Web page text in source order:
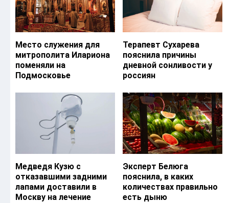
Место служения для
митрополита Илариона
поменяли на
Подмосковье
Терапевт Сухарева
пояснила причины
дневной сонливости у
россиян
Медведя Кузю с
отказавшими задними
лапами доставили в
Москву на лечение
Эксперт Белюга
пояснила, в каких
количествах правильно
есть дыню